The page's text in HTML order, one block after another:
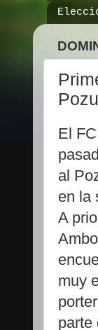
El
al
en la
A
muy
parte